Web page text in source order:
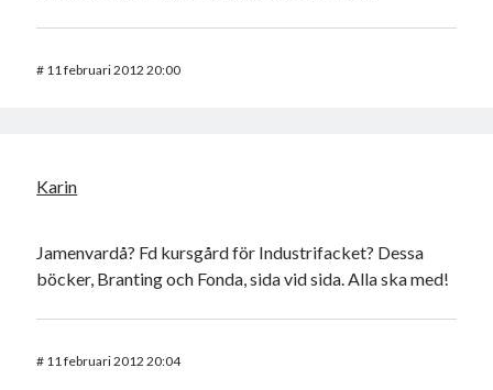
# 11 februari 2012 20:00
Karin
Jamenvardå? Fd kursgård för Industrifacket? Dessa
böcker, Branting och Fonda, sida vid sida. Alla ska med!
# 11 februari 2012 20:04